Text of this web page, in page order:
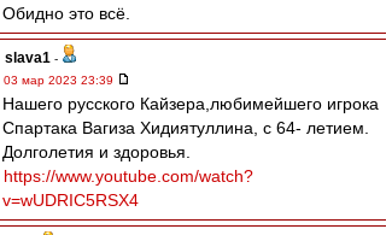
Обидно это всё.
slava1 -
03 мар 2023 23:39
Нашего русского Кайзера,любимейшего игрока
Спартака Вагиза Хидиятуллина, с 64- летием.
Долголетия и здоровья.
https://www.youtube.com/watch?
v=wUDRIC5RSX4